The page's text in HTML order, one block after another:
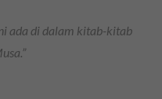
ada di dalam kitab-kitab